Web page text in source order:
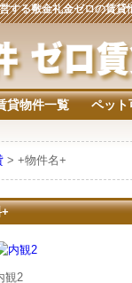
する敷金礼金ゼロの賃貸
貸物件一覧 ペット
> +物件名+
+
観2